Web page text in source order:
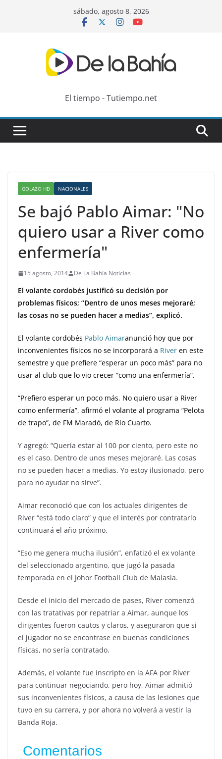
sábado, agosto 8, 2026
El tiempo - Tutiempo.net
GOLAZO HD NACIONALES
Se bajó Pablo Aimar: "No
quiero usar a River como
enfermería"
15 agosto, 2014 De La Bahía Noticias
El volante cordobés justificó su decisión por
problemas físicos; “Dentro de unos meses mejoraré;
las cosas no se pueden hacer a medias”, explicó.
El volante cordobés Pablo Aimaranunció hoy que por
inconvenientes físicos no se incorporará a River en este
semestre y que prefiere “esperar un poco más” para no
usar al club que lo vio crecer “como una enfermería”.
“Prefiero esperar un poco más. No quiero usar a River
como enfermería”, afirmó el volante al programa “Pelota
de trapo”, de FM Maradó, de Río Cuarto.
Y agregó: “Quería estar al 100 por ciento, pero este no
es el caso. Dentro de unos meses mejoraré. Las cosas
no se pueden hacer a medias. Yo estoy ilusionado, pero
para no ayudar no sirve”.
Aimar reconoció que con los actuales dirigentes de
River “está todo claro” y que el interés por contratarlo
continuará el año próximo.
“Eso me genera mucha ilusión”, enfatizó el ex volante
del seleccionado argentino, que jugó la pasada
temporada en el Johor Football Club de Malasia.
Desde el inicio del mercado de pases, River comenzó
con las tratativas por repatriar a Aimar, aunque los
dirigentes fueron cautos y claros, y aseguraron que si
el jugador no se encontrase en buenas condiciones
físicas, no sería contratado.
Además, el volante fue inscripto en la AFA por River
para continuar negociando, pero hoy, Aimar admitió
sus inconvenientes físicos, a causa de las lesiones que
tuvo en su carrera, y por ahora no volverá a vestir la
Banda Roja.
Comentarios